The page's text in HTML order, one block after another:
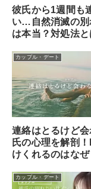
彼氏から1週間も
い…自然消滅の別
は本当？対処法と
カップル・デート
連絡はとるけど
氏の心理を解剖
けくれるのはなぜ
カップル・デート